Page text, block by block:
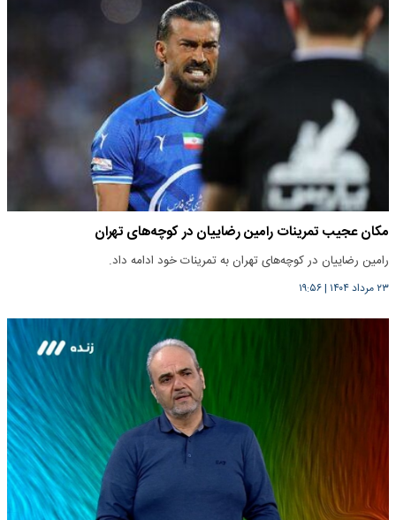
مکان عجیب تمرینات رامین رضاییان در کوچه‌های تهران
رامین رضاییان در کوچه‌های تهران به تمرینات خود ادامه داد.
۲۳ مرداد ۱۴۰۴ |۱۹:۵۶